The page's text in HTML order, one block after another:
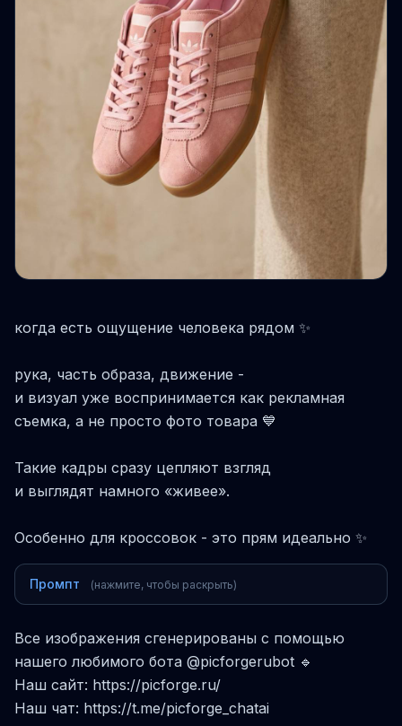
когда есть ощущение человека рядом ✨
рука, часть образа, движение -
и визуал уже воспринимается как рекламная
съемка, а не просто фото товара 💙
Такие кадры сразу цепляют взгляд
и выглядят намного «живее».
Особенно для кроссовок - это прям идеально ✨
Промпт (нажмите, чтобы раскрыть)
Все изображения сгенерированы с помощью
нашего любимого бота @picforgerubot 🔹
Наш сайт: https://picforge.ru/
Наш чат: https://t.me/picforge_chatai